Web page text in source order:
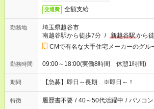
交通費 全額支給
勤務地
埼玉県越谷市
南越谷駅から徒歩7分 / 新越谷駅から
CMで有名な大手住宅メーカーのグル
勤務時間 09:00～18:00(実働8時間 休憩1時間)
期間 【急募】即日～長期 ※即日～！
特徴 履歴書不要 / 40～50代活躍中 / パソコ